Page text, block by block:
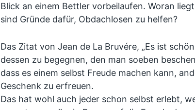
Blick an einem Bettler vorbeilaufen. Woran
sind Gründe dafür, Obdachlosen zu helfen?
Das Zitat von Jean de La Bruvére, „Es ist
dessen zu begegnen, den man soeben
dass es einem selbst Freude machen kann,
Geschenk zu erfreuen.
Das hat wohl auch jeder schon selbst erlebt,